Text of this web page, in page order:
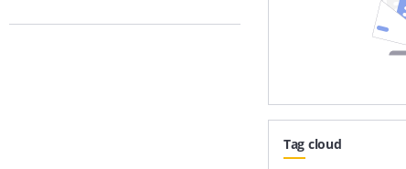
Tag cloud